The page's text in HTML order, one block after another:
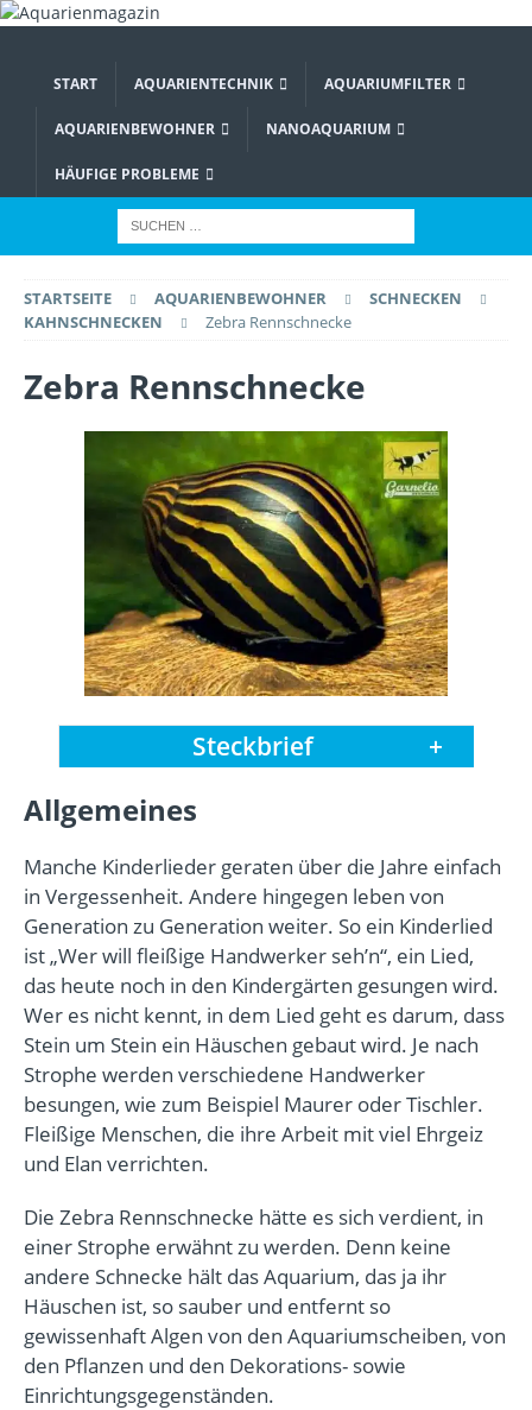
START AQUARIENTECHNIK AQUARIUMFILTER
AQUARIENBEWOHNER NANOAQUARIUM
HÄUFIGE PROBLEME
STARTSEITE AQUARIENBEWOHNER
SCHNECKEN
KAHNSCHNECKEN
Zebra Rennschnecke
Zebra Rennschnecke
Steckbrief +
Allgemeines
Manche Kinderlieder geraten über die Jahre einfach
in Vergessenheit. Andere hingegen leben von
Generation zu Generation weiter. So ein Kinderlied
ist „Wer will fleißige Handwerker seh’n“, ein Lied,
das heute noch in den Kindergärten gesungen wird.
Wer es nicht kennt, in dem Lied geht es darum, dass
Stein um Stein ein Häuschen gebaut wird. Je nach
Strophe werden verschiedene Handwerker
besungen, wie zum Beispiel Maurer oder Tischler.
Fleißige Menschen, die ihre Arbeit mit viel Ehrgeiz
und Elan verrichten.
Die Zebra Rennschnecke hätte es sich verdient, in
einer Strophe erwähnt zu werden. Denn keine
andere Schnecke hält das Aquarium, das ja ihr
Häuschen ist, so sauber und entfernt so
gewissenhaft Algen von den Aquariumscheiben, von
den Pflanzen und den Dekorations- sowie
Einrichtungsgegenständen.